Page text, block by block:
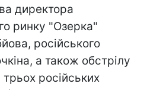
директора
ринку "Озерка"
російського
а також обстрілу
російських